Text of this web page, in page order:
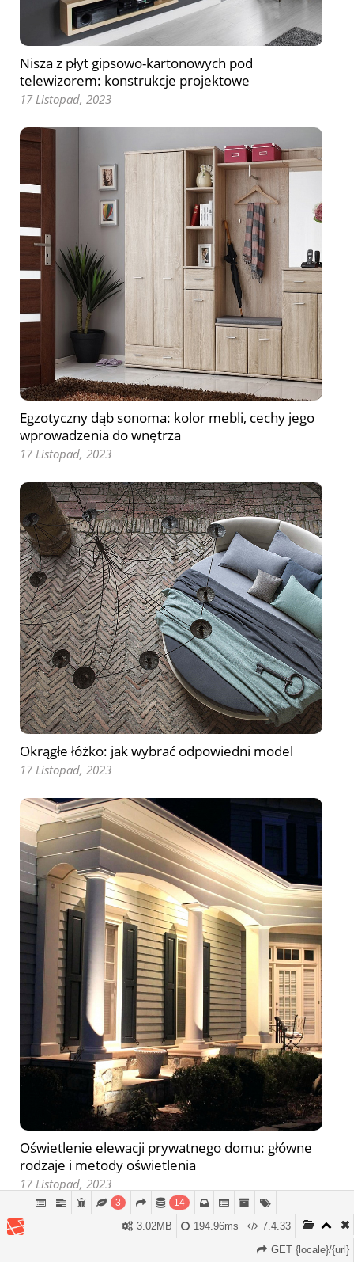
Nisza z płyt gipsowo-kartonowych pod
telewizorem: konstrukcje projektowe
17 Listopad, 2023
Egzotyczny dąb sonoma: kolor mebli, cechy jego
wprowadzenia do wnętrza
17 Listopad, 2023
Okrągłe łóżko: jak wybrać odpowiedni model
17 Listopad, 2023
Oświetlenie elewacji prywatnego domu: główne
rodzaje i metody oświetlenia
17 Listopad, 2023
3 14
7.4.33
194.96ms
3.02MB
GET {locale}/{url}